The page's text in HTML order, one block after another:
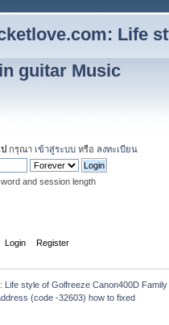
Life
guitar Music
กรุณา เข้าสู่ระบบ หรือ ลงทะเบียน
and session length
Login Register
Life style of Golfreeze Canon400D
(code -32603) how to fixed